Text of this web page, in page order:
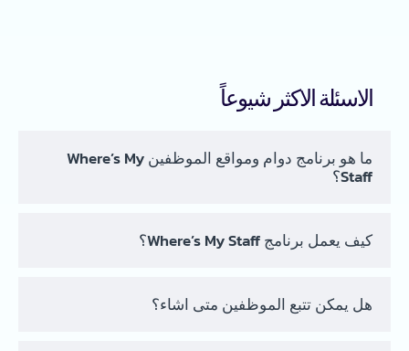
الاسئلة الاكثر شيوعاً
ما هو برنامج دوام ومواقع الموظفين Where’s My
Staff؟
كيف يعمل برنامج Where’s My Staff؟
هل يمكن تتبع الموظفين متى اشاء؟